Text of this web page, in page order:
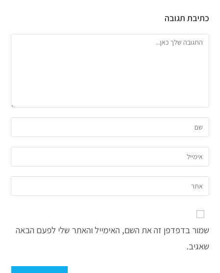
כתיבת תגובה
להגיב
את
השם
שלך
שם
משתמש
כדי
להגיב
את
כתובת
דואר
שלך
את
אתר
האינטרנט
שלך
שמור בדפדפן זה את השם, האימייל והאתר שלי לפעם הבאה
שאגיב.